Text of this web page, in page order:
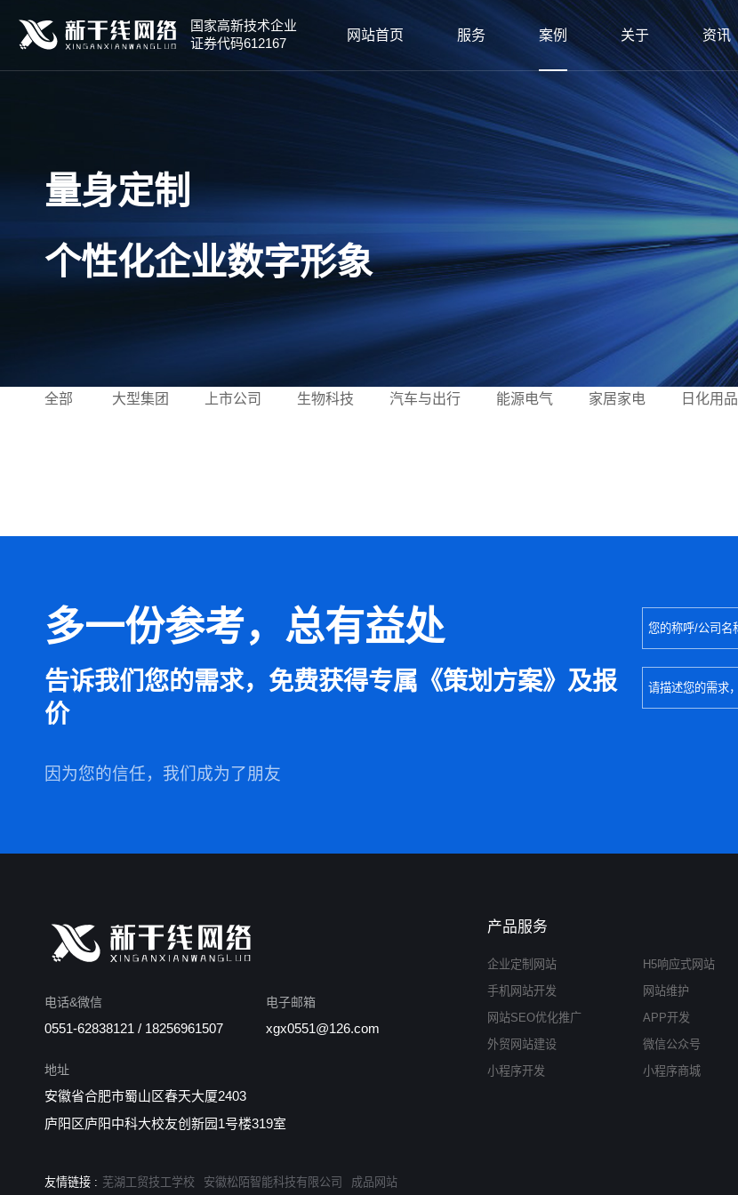
国家高新技术企业
证券代码612167
网站首页 服务 案例 关于 资讯
量身定制
个性化企业数字形象
全部 大型集团 上市公司 生物科技 汽车与出行 能源电气 家居家电 日化用品
多一份参考，总有益处
告诉我们您的需求，免费获得专属《策划方案》及报
价
因为您的信任，我们成为了朋友
电话&微信
0551-62838121 / 18256961507
电子邮箱
xgx0551@126.com
地址
安徽省合肥市蜀山区春天大厦2403
庐阳区庐阳中科大校友创新园1号楼319室
产品服务
企业定制网站
H5响应式网站
手机网站开发
网站维护
网站SEO优化推广
APP开发
外贸网站建设
微信公众号
小程序开发
小程序商城
友情链接 : 芜湖工贸技工学校 安徽松陌智能科技有限公司 成品网站